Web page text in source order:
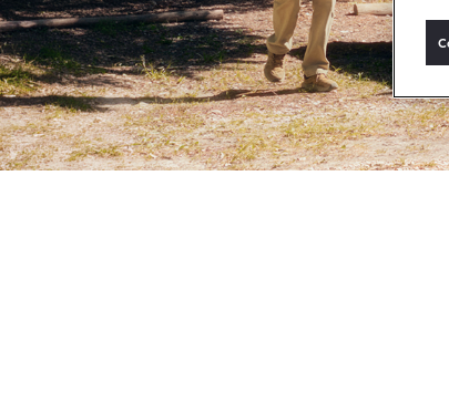
Vanaf € 33.495,-
Toyota C-HR+
BATTERIJ-ELEKTRISCH